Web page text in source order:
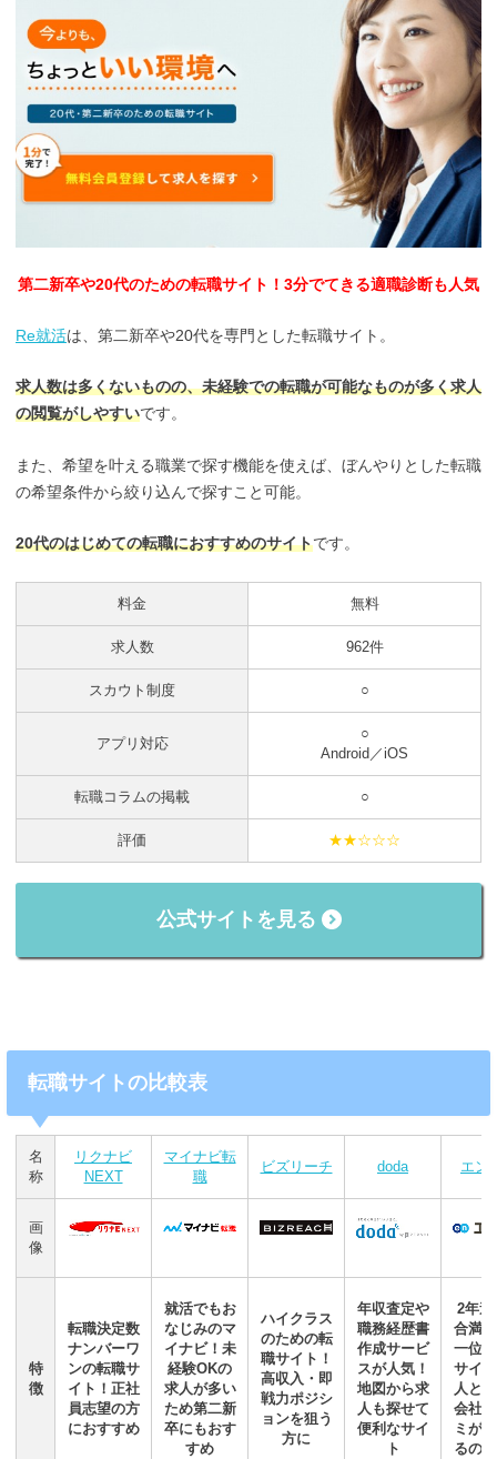
第二新卒や20代のための転職サイト！3分でてきる適職診断も人気
Re就活は、第二新卒や20代を専門とした転職サイト。
求人数は多くないものの、未経験での転職が可能なものが多く求人
の閲覧がしやすいです。
また、希望を叶える職業で探す機能を使えば、ぼんやりとした転職
の希望条件から絞り込んで探すこと可能。
20代のはじめての転職におすすめのサイトです。
料金 無料
求人数 962件
スカウト制度 ○
アプリ対応
○
Android／iOS
転職コラムの掲載 ○
評価 ★★☆☆☆
公式サイトを見る
転職サイトの比較表
名
称
リクナビ
NEXT
マイナビ転
職
ビズリーチ doda エン
画
像
特
徴
転職決定数
ナンバーワ
ンの転職サ
イト！正社
員志望の方
におすすめ
就活でもお
なじみのマ
イナビ！未
経験OKの
求人が多い
ため第二新
卒にもおす
すめ
ハイクラス
のための転
職サイト！
高収入・即
戦力ポジシ
ョンを狙う
方に
年収査定や
職務経歴書
作成サービ
スが人気！
地図から求
人も探せて
便利なサイ
ト
2年連
合満
一位
サイ
人と
会社
ミが
るの